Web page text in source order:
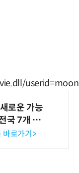
로운 가능
국 7개 도
최
바로가기>